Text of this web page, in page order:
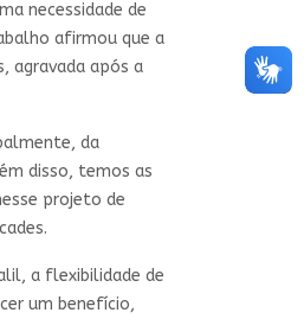
necessidade de
afirmou que a
agravada após a
da
disso, temos as
projeto de
a flexibilidade de
um benefício,